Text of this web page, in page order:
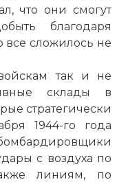
что они смогут
благодаря
все сложилось не
так и не
склады в
стратегически
1944-го года
с воздуха по
линиям, по